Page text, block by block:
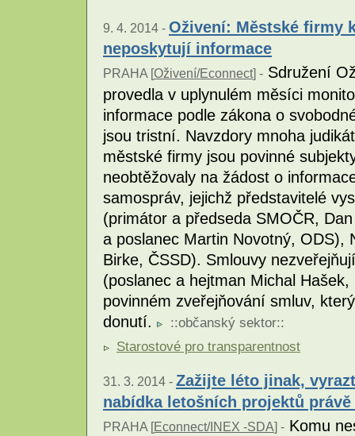
9. 4. 2014 - Oživení: Městské firmy
neposkytují informace
PRAHA [Oživení/Econnect] - Sdružení
provedla v uplynulém měsíci
informace podle zákona o
jsou tristní. Navzdory mnoha
městské firmy jsou povinné
neobtěžovaly na žádost o
samospráv, jejichž představitelé
(primátor a předseda SMOČR,
a poslanec Martin Novotný, ODS),
Birke, ČSSD). Smlouvy
(poslanec a hejtman Michal
povinném zveřejňování smluv,
donutí.
::občanský sektor::
Starostové pro transparentnost
31. 3. 2014 - Zažijte léto jinak,
nabídka letošních projektů právě
PRAHA [Econnect/INEX -SDA] - Komu